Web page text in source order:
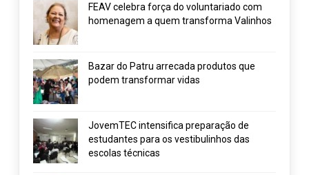
FEAV celebra força do voluntariado com
homenagem a quem transforma Valinhos
Bazar do Patru arrecada produtos que
podem transformar vidas
JovemTEC intensifica preparação de
estudantes para os vestibulinhos das
escolas técnicas